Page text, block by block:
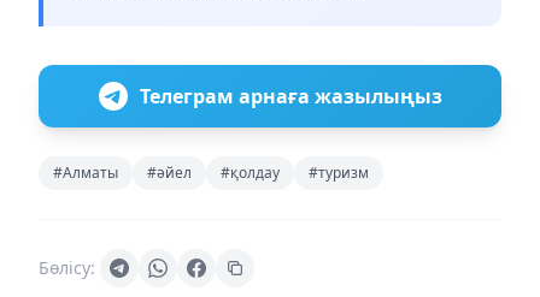
Телеграм арнаға жазылыңыз
#Алматы #әйел #қолдау #туризм
Бөлісу: